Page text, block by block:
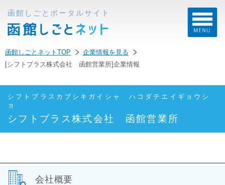
函館しごとポータルサイト
函館しごとネットTOP
企業情報を見る
[シフトプラス株式会社 函館営業所]企業情報
シフトプラスカブシキガイシャ ハコダテエイギョウシ
ョ
シフトプラス株式会社 函館営業所
会社概要